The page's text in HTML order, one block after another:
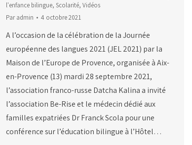
l'enfance bilingue, Scolarité, Vidéos
Paradmin 4 octobre 2021
A l’occasion de la célébration de la Journée
européenne des langues 2021 (JEL 2021) par la
Maison de l’Europe de Provence, organisée à Aix-
en-Provence (13) mardi 28 septembre 2021,
l’association franco-russe Datcha Kalina a invité
l’association Be-Rise et le médecin dédié aux
familles expatriées Dr Franck Scola pour une
conférence sur l’éducation bilingue à l’Hôtel…